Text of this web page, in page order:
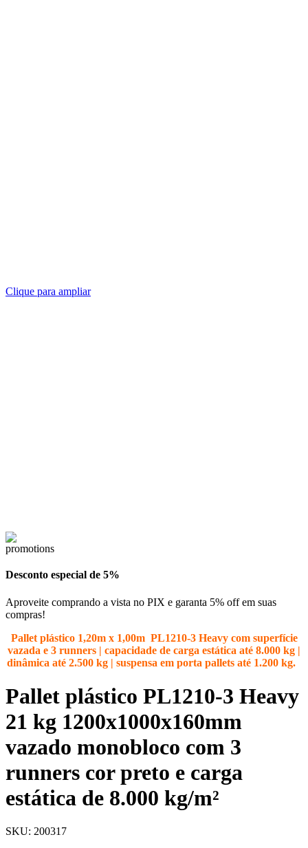
Clique para ampliar
Desconto especial de 5%
Aproveite comprando a vista no PIX e garanta 5% off em suas
compras!
Pallet plástico 1,20m x 1,00m PL1210-3 Heavy com superfície
vazada e 3 runners | capacidade de carga estática até 8.000 kg |
dinâmica até 2.500 kg | suspensa em porta pallets até 1.200 kg.
Pallet plástico PL1210-3 Heavy
21 kg 1200x1000x160mm
vazado monobloco com 3
runners cor preto e carga
estática de 8.000 kg/m²
SKU: 200317